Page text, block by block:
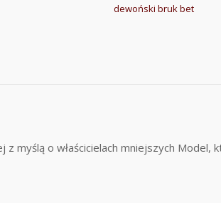
dewoński bruk bet
myślą o właścicielach mniejszych Model,